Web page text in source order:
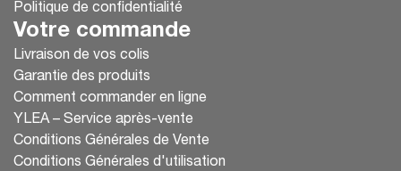
Politique de confidentialité
Votre commande
Livraison de vos colis
Garantie des produits
Comment commander en ligne
YLEA – Service après-vente
Conditions Générales de Vente
Conditions Générales d'utilisation